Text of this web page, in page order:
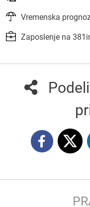
Vremenska
Zaposlenje na